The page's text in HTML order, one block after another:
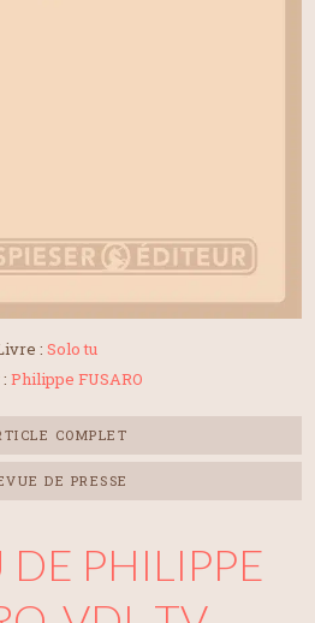
: Solo tu
Philippe FUSARO
COMPLET
DE PRESSE
DE PHILIPPE